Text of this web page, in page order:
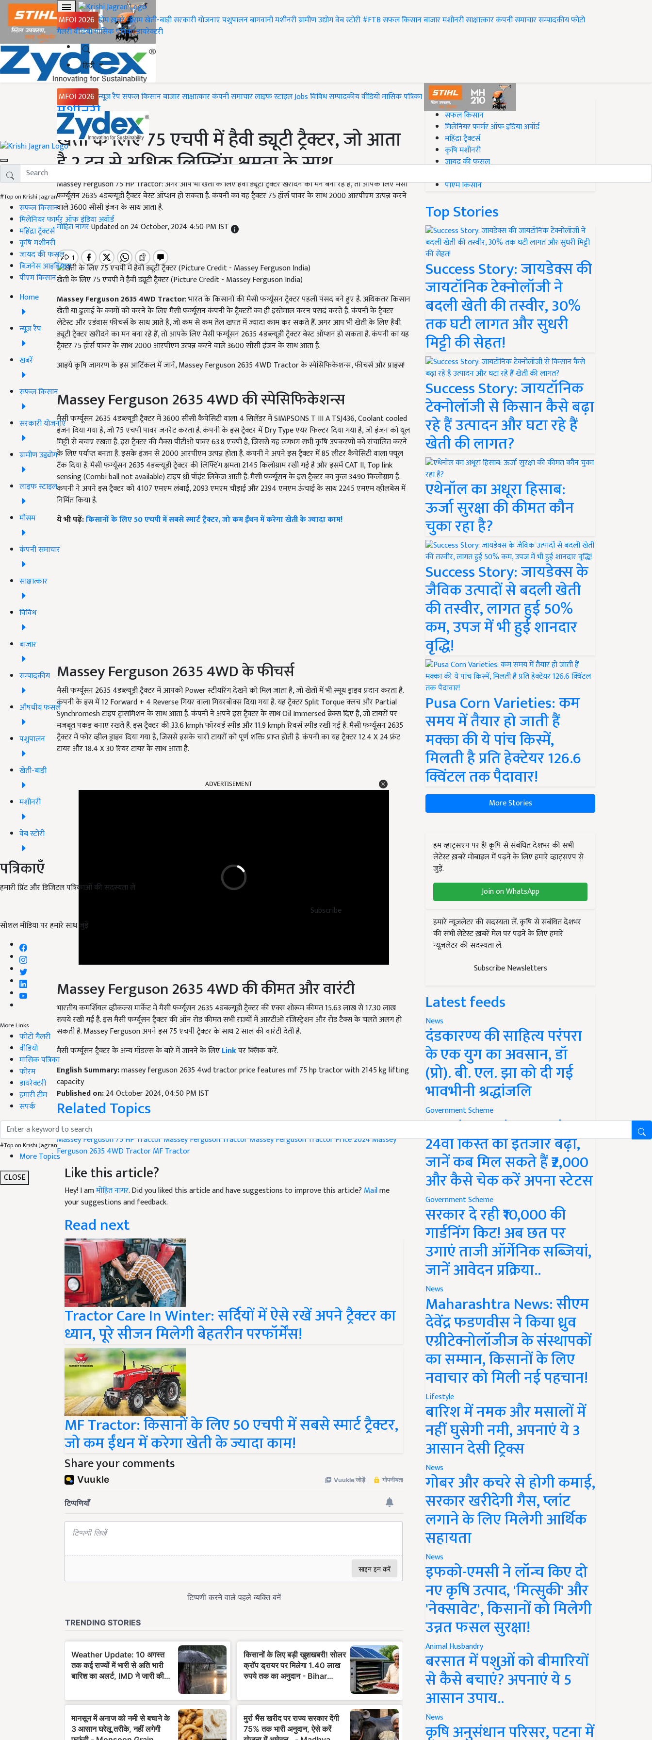
MFOI 2026 होमख़बरेंमौसमखेती-बाड़ीसरकारी योजनाएंपशुपालनबागवानीमशीनरीग्रामीण उद्योगवेब स्टोरी#FTBसफल किसानबाजारमशीनरीसाक्षात्कारकंपनी समाचारसम्पादकीयफोटो
गैलरीवीडियोमासिक पत्रिकाडायरेक्टरी
हिंदी
MFOI 2026 न्यूज़ रैपसफल किसानबाजारसाक्षात्कारकंपनी समाचारलाइफ स्टाइलJobsविविधसम्पादकीयवीडियोमासिक पत्रिका
#Top on Krishi Jagran
सफल किसान
मिलेनियर फार्मर ऑफ इंडिया अवॉर्ड
महिंद्रा ट्रैक्टर्स
कृषि मशीनरी
जायद की फसल
बिज़नेस आइडियाज
पीएम किसान
Home
न्यूज़ रैप
खबरें
सफल किसान
सरकारी योजनाएं
ग्रामीण उद्द्योग
लाइफ स्टाइल
मौसम
कंपनी समाचार
साक्षात्कार
विविध
बाजार
सम्पादकीय
औषधीय फसलें
पशुपालन
खेती-बाड़ी
मशीनरी
वेब स्टोरी
पत्रिकाएँ
हमारी प्रिंट और डिजिटल पत्रिकाओं की सदस्यता लें
Subscribe
सोशल मीडिया पर हमारे साथ जुड़ें:
More Links
फोटो गैलरी
वीडियो
मासिक पत्रिका
फोरम
डायरेक्टरी
हमारी टीम
संपर्क
#Top on Krishi Jagran
More Topics
CLOSE
Home
मशीनरी
खेती के लिए 75 एचपी में हैवी ड्यूटी ट्रैक्टर, जो आता
है 2 टन से अधिक लिफ्टिंग क्षमता के साथ
Massey Ferguson 75 HP Tractor: अगर आप भी खेती के लिए हैवी ड्यूटी ट्रैक्टर खरीदने का मन बना रहे हैं, तो आपके लिए मैसी
फर्ग्यूसन 2635 4डब्ल्यूडी ट्रैक्टर बेस्ट ऑप्शन हो सकता है. कंपनी का यह ट्रैक्टर 75 हॉर्स पावर के साथ 2000 आरपीएम उत्पन्न करने
वाले 3600 सीसी इंजन के साथ आता है.
मोहित नागरUpdated on 24 October, 2024 4:50 PM IST
खेती के लिए 75 एचपी में हैवी ड्यूटी ट्रैक्टर (Picture Credit - Massey Ferguson India)
Massey Ferguson 2635 4WD Tractor: भारत के किसानों की मैसी फर्ग्यूसन ट्रैक्टर पहली पंसद बने हुए है. अधिकतर किसान
खेती या ढुलाई के कामों को करने के लिए मैसी फर्ग्यूसन कंपनी के ट्रैक्टरों का ही इस्तेमाल करन पसदं करते है. कंपनी के ट्रैक्टर
लेटेस्ट और एडंवास फीचर्स के साथ आते हैं, जो कम से कम तेल खपत में ज्यादा काम कर सकते हैं. अगर आप भी खेती के लिए हैवी
ड्यूटी ट्रैक्टर खरीदने का मन बना रहे हैं, तो आपके लिए मैसी फर्ग्यूसन 2635 4डब्ल्यूडी ट्रैक्टर बेस्ट ऑप्शन हो सकता है. कंपनी का यह
ट्रैक्टर 75 हॉर्स पावर के साथ 2000 आरपीएम उत्पन्न करने वाले 3600 सीसी इंजन के साथ आता है.
आइये कृषि जागरण के इस आर्टिकल में जानें, Massey Ferguson 2635 4WD Tractor के स्पेसिफिकेशन्स, फीचर्स और प्राइस!
Massey Ferguson 2635 4WD की स्पेसिफिकेशन्स
मैसी फर्ग्यूसन 2635 4डब्ल्यूडी ट्रैक्टर में 3600 सीसी कैपेसिटी वाला 4 सिलेंडर में SIMPSONS T III A TSJ436, Coolant cooled
इंजन दिया गया है, जो 75 एचपी पावर जनरेट करता है. कंपनी के इस ट्रैक्टर में Dry Type एयर फिल्टर दिया गया है, जो इंजन को धूल
मिट्टी से बचाए रखता है. इस ट्रैक्टर की मैक्स पीटीओ पावर 63.8 एचपी है, जिससे यह लगभग सभी कृषि उपकरणों को संचालित करने
के लिए पर्याप्त बनता है. इसके इंजन से 2000 आरपीएम उत्पन्न होता है. कंपनी ने अपने इस ट्रैक्टर में 85 लीटर कैपेसिटी वाला फ्यूल
टैंक दिया है. मैसी फर्ग्यूसन 2635 4डब्ल्यूडी ट्रैक्टर की लिफ्टिंग क्षमता 2145 किलोग्राम रखी गई है और इसमें CAT II, Top link
sensing (Combi ball not available) टाइप थ्री पॉइंट लिकेंज आती है. मैसी फर्ग्यूसन के इस ट्रैक्टर का कुल 3490 किलोग्राम है.
कंपनी ने अपने इस ट्रैक्टर को 4107 एमएम लंबाई, 2093 एमएम चौड़ाई और 2394 एमएम ऊंचाई के साथ 2245 एमएम व्हीलबेस में
निर्मित किया है.
ये भी पढ़ें:किसानों के लिए 50 एचपी में सबसे स्मार्ट ट्रैक्टर, जो कम ईंधन में करेगा खेती के ज्यादा काम!
Massey Ferguson 2635 4WD के फीचर्स
मैसी फर्ग्यूसन 2635 4डब्ल्यूडी ट्रैक्टर में आपको Power स्टीयरिंग देखने को मिल जाता है, जो खेतों में भी स्मूथ ड्राइव प्रदान करता है.
कंपनी के इस में 12 Forward + 4 Reverse गियर वाला गियरबॉक्स दिया गया है. यह ट्रैक्टर Split Torque क्लच और Partial
Synchromesh टाइप ट्रांसमिशन के साथ आता है. कंपनी ने अपने इस ट्रैक्टर के साथ Oil Immersed ब्रेक्स दिए है, जो टायरों पर
मजबूत पकड़ बनाए रखते हैं. इस ट्रैक्टर की 33.6 kmph फॉरवर्ड स्पीड और 11.9 kmph रिवर्स स्पीड रखी गई है. मैसी फर्ग्यूसन 2635
ट्रैक्टर में फोर व्हील ड्राइव दिया गया है, जिससे इसके चारों टायरों को पूर्ण शक्ति प्राप्त होती है. कंपनी का यह ट्रैक्टर 12.4 X 24 फ्रंट
टायर और 18.4 X 30 रियर टायर के साथ आता है.
ADVERTISEMENT
Massey Ferguson 2635 4WD की कीमत और वारंटी
भारतीय कमर्शियल व्हीकल्स मार्केट में मैसी फर्ग्यूसन 2635 4डबल्यूडी ट्रैक्टर की एक्स शोरूम कीमत 15.63 लाख से 17.30 लाख
रुपये रखी गई है. इस मैसी फर्ग्यूसन ट्रैक्टर की ऑन रोड कीमत सभी राज्यों में आरटीओ रजिस्ट्रेशन और रोड टैक्स के चलते अलग हो
सकती है. Massey Ferguson अपने इस 75 एचपी ट्रैक्टर के साथ 2 साल की वारंटी देती है.
मैसी फर्ग्यूसन ट्रैक्टर के अन्य मॉडल्स के बारें में जानने के लिएLinkपर क्लिक करें.
English Summary:massey ferguson 2635 4wd tractor price features mf 75 hp tractor with 2145 kg lifting
capacity
Published on:24 October 2024, 04:50 PM IST
Related Topics
tractor
Massey Ferguson 75 HP TractorMassey Ferguson TractorMassey Ferguson Tractor Price 2024Massey
Ferguson 2635 4WD TractorMF Tractor
Like this article?
Hey! I amमोहित नागर. Did you liked this article and have suggestions to improve this article? Mailme
your suggestions and feedback.
Read next
Tractor Care In Winter: सर्दियों में ऐसे रखें अपने ट्रैक्टर का
ध्यान, पूरे सीजन मिलेगी बेहतरीन परफॉर्मेंस!
MF Tractor: किसानों के लिए 50 एचपी में सबसे स्मार्ट ट्रैक्टर,
जो कम ईंधन में करेगा खेती के ज्यादा काम!
Share your comments
#Top on Krishi Jagran
सफल किसान
मिलेनियर फार्मर ऑफ इंडिया अवॉर्ड
महिंद्रा ट्रैक्टर्स
कृषि मशीनरी
जायद की फसल
पीएम किसान
Top Stories
Success Story: जायडेक्स की
जायटॉनिक टेक्नोलॉजी ने
बदली खेती की तस्वीर, 30%
तक घटी लागत और सुधरी
मिट्टी की सेहत!
Success Story: जायटॉनिक
टेक्नोलॉजी से किसान कैसे बढ़ा
रहे हैं उत्पादन और घटा रहे हैं
खेती की लागत?
एथेनॉल का अधूरा हिसाब:
ऊर्जा सुरक्षा की कीमत कौन
चुका रहा है?
Success Story: जायडेक्स के
जैविक उत्पादों से बदली खेती
की तस्वीर, लागत हुई 50%
कम, उपज में भी हुई शानदार
वृद्धि!
Pusa Corn Varieties: कम
समय में तैयार हो जाती हैं
मक्का की ये पांच किस्में,
मिलती है प्रति हेक्टेयर 126.6
क्विंटल तक पैदावार!
More Stories
हम व्हाट्सएप पर हैं! कृषि से संबंधित देशभर की सभी
लेटेस्ट ख़बरें मोबाइल में पढ़ने के लिए हमारे व्हाट्सएप से
जुड़ें.
Join on WhatsApp
हमारे न्यूज़लेटर की सदस्यता लें. कृषि से संबंधित देशभर
की सभी लेटेस्ट ख़बरें मेल पर पढ़ने के लिए हमारे
न्यूज़लेटर की सदस्यता लें.
Subscribe Newsletters
Latest feeds
News
दंडकारण्य की साहित्य परंपरा
के एक युग का अवसान, डॉ
(प्रो). बी. एल. झा को दी गई
भावभीनी श्रद्धांजलि
Government Scheme
PM Kisan Yojana Update:
24वीं किस्त का इंतजार बढ़ा,
जानें कब मिल सकते हैं ₹2,000
और कैसे चेक करें अपना स्टेटस
Government Scheme
सरकार दे रही ₹10,000 की
गार्डनिंग किट! अब छत पर
उगाएं ताजी ऑर्गेनिक सब्जियां,
जानें आवेदन प्रक्रिया..
News
Maharashtra News: सीएम
देवेंद्र फडणवीस ने किया ध्रुव
एग्रीटेक्नोलॉजीज के संस्थापकों
का सम्मान, किसानों के लिए
नवाचार को मिली नई पहचान!
Lifestyle
बारिश में नमक और मसालों में
नहीं घुसेगी नमी, अपनाएं ये 3
आसान देसी ट्रिक्स
News
गोबर और कचरे से होगी कमाई,
सरकार खरीदेगी गैस, प्लांट
लगाने के लिए मिलेगी आर्थिक
सहायता
News
इफको-एमसी ने लॉन्च किए दो
नए कृषि उत्पाद, 'मित्सुकी' और
'नेक्सावेट', किसानों को मिलेगी
उन्नत फसल सुरक्षा!
Animal Husbandry
बरसात में पशुओं को बीमारियों
से कैसे बचाएं? अपनाएं ये 5
आसान उपाय..
News
कृषि अनुसंधान परिसर, पटना में